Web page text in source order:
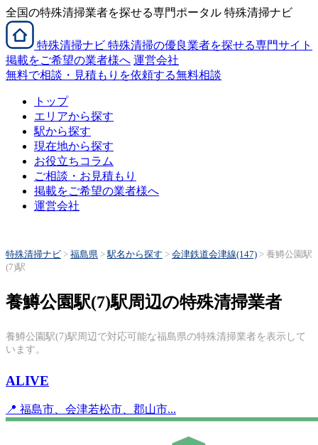
全国の特殊清掃業者を探せる専門ポータル 特殊清掃ナビ
特殊清掃ナビ 特殊清掃の優良業者を探せる専門サイト
掲載をご希望の業者様へ 運営会社
無料で相談・見積もりを依頼する無料相談
トップ
エリアから探す
駅から探す
現在地から探す
お役立ちコラム
ご相談・お見積もり
掲載をご希望の業者様へ
運営会社
特殊清掃ナビ > 福島県 >駅名から探す > 会津鉄道会津線(147) > 養鱒公園駅
(7)駅
養鱒公園駅(7)駅周辺の特殊清掃業者
養鱒公園駅(7)駅周辺で対応可能な福島県の特殊清掃業者を表示して
います。
ALIVE
📍 福島市、会津若松市、郡山市...